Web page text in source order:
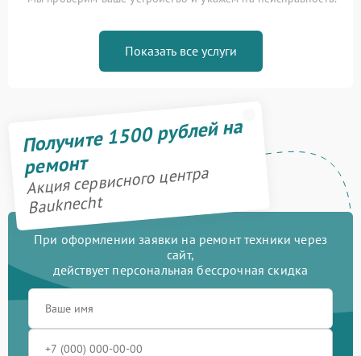
Показать все услуги
Получите 1500 рублей на
ремонт
Акция сервисного центра
Bauknecht
При оформлении заявки на ремонт техники через
сайт,
действует персональная бессрочная скидка